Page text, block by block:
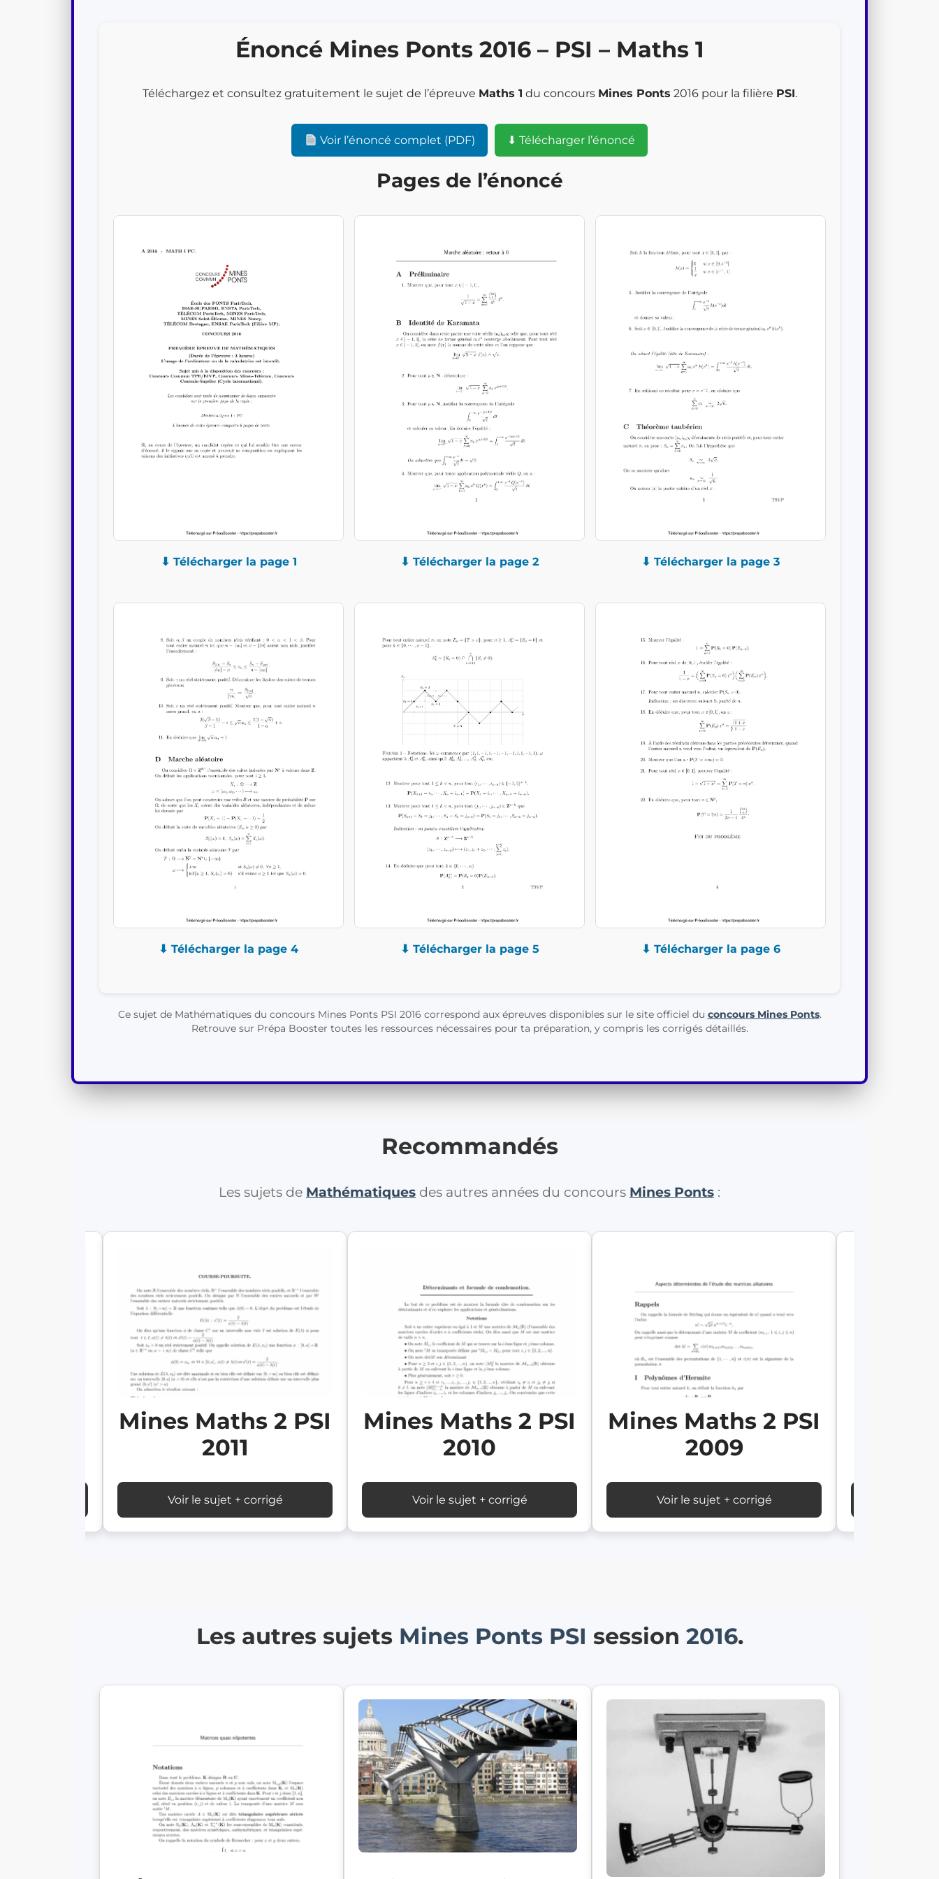
Énoncé Mines Ponts 2016 – PSI – Maths 1
Téléchargez et consultez gratuitement le sujet de l’épreuve Maths 1 du concours Mines Ponts 2016 pour la filière PSI.
Voir l’énoncé complet (PDF) ⬇ Télécharger l’énoncé
Pages de l’énoncé
⬇ Télécharger la page 1 ⬇ Télécharger la page 2 ⬇ Télécharger la page 3
⬇ Télécharger la page 4 ⬇ Télécharger la page 5 ⬇ Télécharger la page 6
Ce sujet de Mathématiques du concours Mines Ponts PSI 2016 correspond aux épreuves disponibles sur le site officiel du concours Mines Ponts.
Retrouve sur Prépa Booster toutes les ressources nécessaires pour ta préparation, y compris les corrigés détaillés.
Recommandés
Les sujets de Mathématiques des autres années du concours Mines Ponts :
Mines Maths 2 PSI
2011
Voir le sujet + corrigé
Mines Maths 2 PSI
2010
Voir le sujet + corrigé
Mines Maths 2 PSI
2009
Voir le sujet + corrigé
Les autres sujets Mines Ponts PSI session 2016.